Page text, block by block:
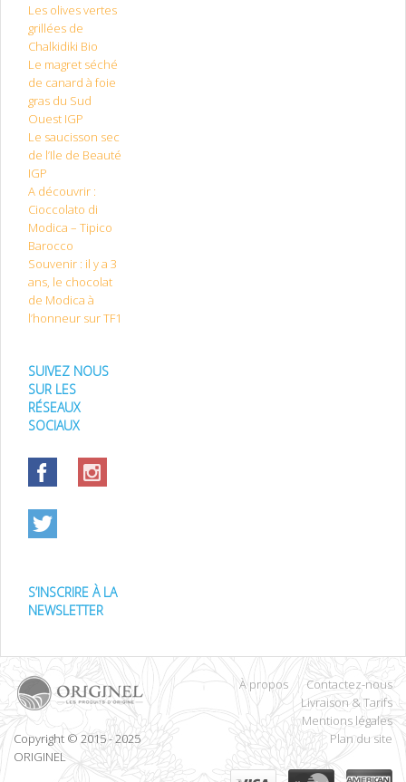
Les olives vertes
grillées de
Chalkidiki Bio
Le magret séché
de canard à foie
gras du Sud
Ouest IGP
Le saucisson sec
de l’Ile de Beauté
IGP
A découvrir :
Cioccolato di
Modica – Tipico
Barocco
Souvenir : il y a 3
ans, le chocolat
de Modica à
l’honneur sur TF1
SUIVEZ NOUS
SUR LES
RÉSEAUX
SOCIAUX
S’INSCRIRE À LA
NEWSLETTER
Copyright © 2015 - 2025
ORIGINEL
À propos
Contactez-nous
Livraison & Tarifs
Mentions légales
Plan du site